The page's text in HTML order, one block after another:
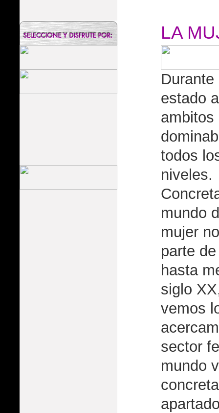
LA
estado
ambitos
todos
niveles.
mundo
mujer
parte
hasta
siglo
vemos
sector
mundo